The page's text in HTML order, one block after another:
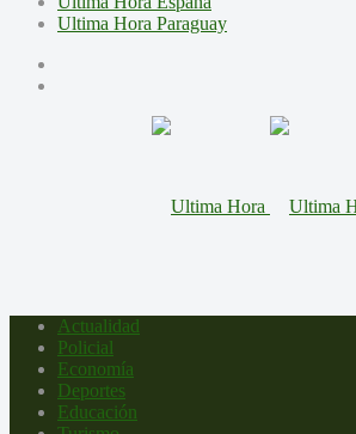
Ultima Hora Paraguay
Actualidad
Policial
Economía
Deportes
Educación